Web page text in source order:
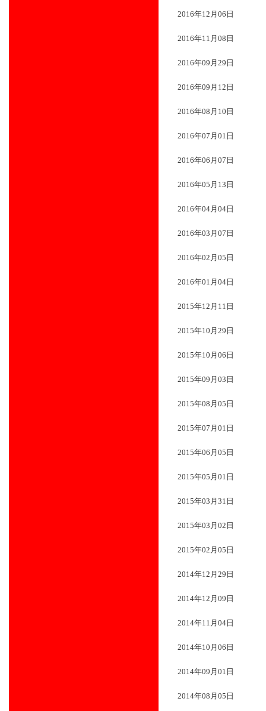
2016年12月06日
2016年11月08日
2016年09月29日
2016年09月12日
2016年08月10日
2016年07月01日
2016年06月07日
2016年05月13日
2016年04月04日
2016年03月07日
2016年02月05日
2016年01月04日
2015年12月11日
2015年10月29日
2015年10月06日
2015年09月03日
2015年08月05日
2015年07月01日
2015年06月05日
2015年05月01日
2015年03月31日
2015年03月02日
2015年02月05日
2014年12月29日
2014年12月09日
2014年11月04日
2014年10月06日
2014年09月01日
2014年08月05日